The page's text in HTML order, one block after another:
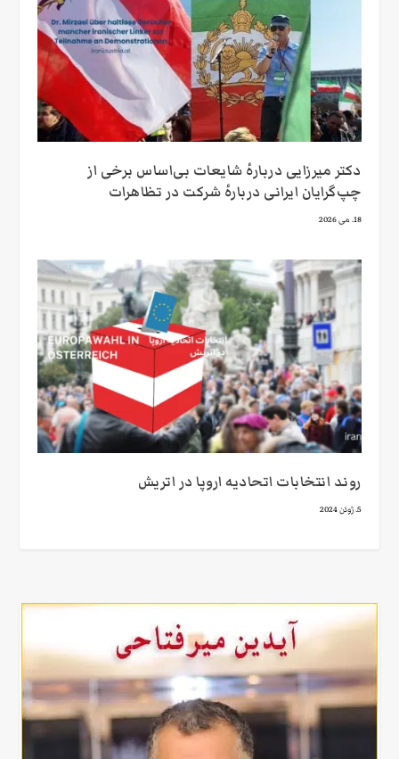
دکتر میرزایی دربارهٔ شایعات بی‌اساس برخی از
چپ‌گرایان ایرانی دربارهٔ شرکت در تظاهرات
18. می 2026
روند انتخابات اتحادیه اروپا در اتریش
5. ژوئن 2024